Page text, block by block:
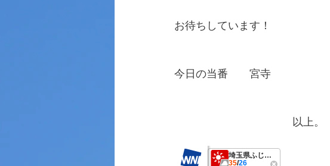
お待ちしています！
今日の当番　　宮寺
以上。